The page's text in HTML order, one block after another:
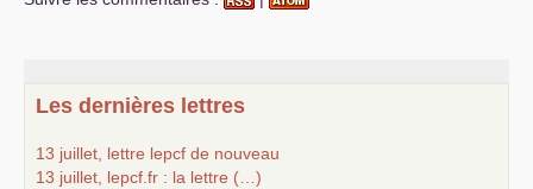
Les dernières lettres
13 juillet, lettre lepcf de nouveau
13 juillet, lepcf.fr : la lettre (…)